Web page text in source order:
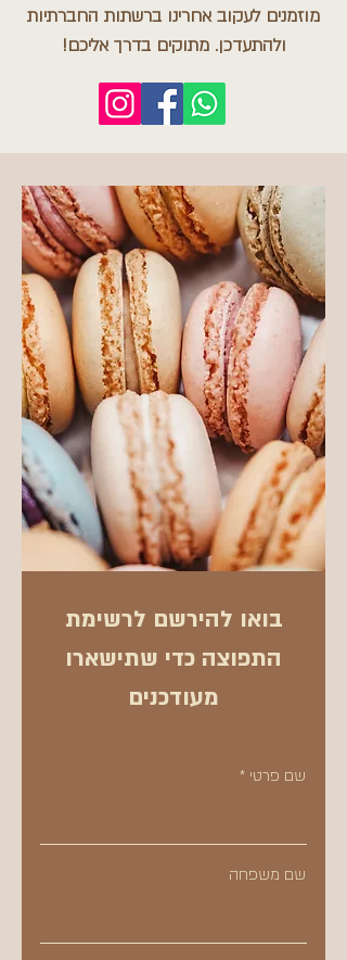
מוזמנים לעקוב אחרינו ברשתות החברתיות
ולהתעדכן. מתוקים בדרך אליכם!
בואו להירשם לרשימת
התפוצה כדי שתישארו
מעודכנים
שם פרטי
שם משפחה